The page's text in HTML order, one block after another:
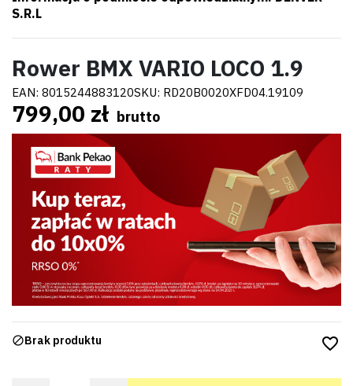
S.R.L
Rower BMX VARIO LOCO 1.9
EAN: 8015244883120SKU: RD20B0020XFD04.19109
799,00 zł brutto
Brak produktu favorite_border